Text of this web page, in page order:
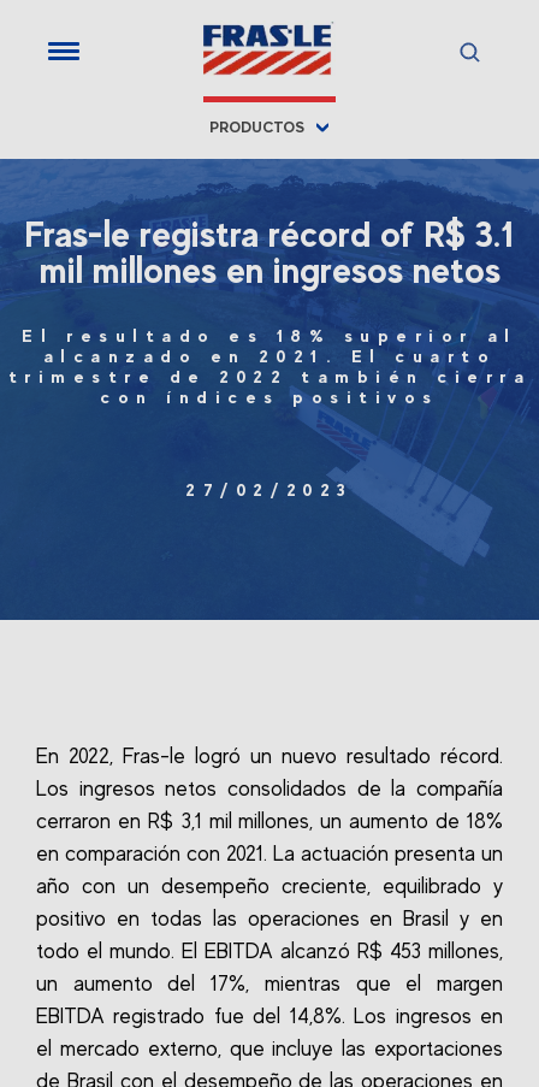
PRODUCTOS
Fras-le registra récord of R$ 3.1
mil millones en ingresos netos
El resultado es 18% superior al
alcanzado en 2021. El cuarto
trimestre de 2022 también cierra
con índices positivos
27/02/2023
En 2022, Fras-le logró un nuevo resultado récord.
Los ingresos netos consolidados de la compañía
cerraron en R$ 3,1 mil millones, un aumento de 18%
en comparación con 2021. La actuación presenta un
año con un desempeño creciente, equilibrado y
positivo en todas las operaciones en Brasil y en
todo el mundo. El EBITDA alcanzó R$ 453 millones,
un aumento del 17%, mientras que el margen
EBITDA registrado fue del 14,8%. Los ingresos en
el mercado externo, que incluye las exportaciones
de Brasil con el desempeño de las operaciones en